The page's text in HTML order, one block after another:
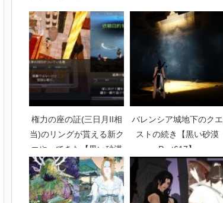
権力の座の証(三日月II相
当)のリングが貰える新ク
エやってきた【黒い砂漠
Part1984】
バレンシア城地下のクエ
ストの続き【黒い砂漠
Part617】